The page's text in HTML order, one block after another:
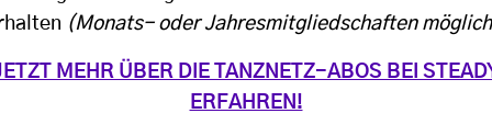
(Monats- oder Jahresmitgliedschaften
MEHR ÜBER DIE TANZNETZ-ABOS BEI
ERFAHREN!